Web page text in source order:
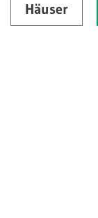
Häuser